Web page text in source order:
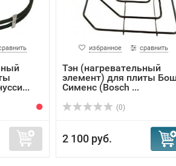
избранное сравнить
Тэн (нагревательный
элемент) для плиты
Сименс (Bosch ...
(0)
2 100 руб.